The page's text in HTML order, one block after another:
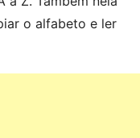
o alfabeto e ler